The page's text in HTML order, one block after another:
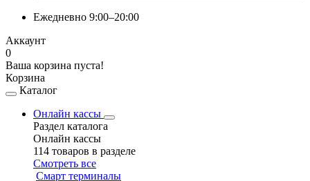
Ежедневно 9:00–20:00
Аккаунт
0
Ваша корзина пуста!
Корзина
Каталог
Онлайн кассы
Раздел каталога
Онлайн кассы
114 товаров в разделе
Смотреть все
Смарт терминалы